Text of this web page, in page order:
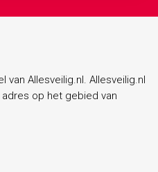
van Allesveilig.nl. Allesveilig.nl
op het gebied van